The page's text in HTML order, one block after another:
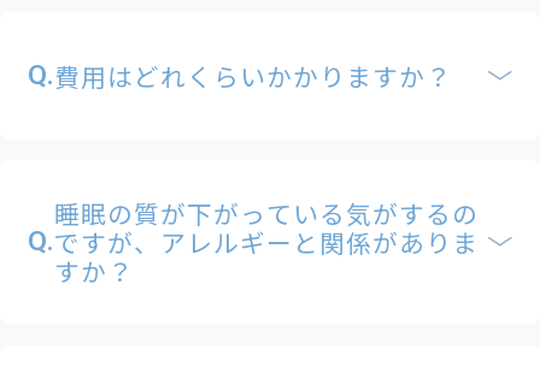
Q.費用はどれくらいかかりますか？
Q.
睡眠の質が下がっている気がするの
ですが、アレルギーと関係がありま
すか？